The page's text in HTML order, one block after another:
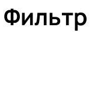
Фильтр